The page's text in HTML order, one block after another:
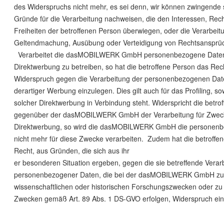
des Widerspruchs nicht mehr, es sei denn, wir können zwingende
Gründe für die Verarbeitung nachweisen, die den Interessen,
Freiheiten der betroffenen Person überwiegen, oder die
Geltendmachung, Ausübung oder Verteidigung von
Verarbeitet die dasMOBILWERK GmbH personenbezogene
Direktwerbung zu betreiben, so hat die betroffene Person das
Widerspruch gegen die Verarbeitung der personenbezogenen
derartiger Werbung einzulegen. Dies gilt auch für das Profiling,
solcher Direktwerbung in Verbindung steht. Widerspricht die
gegenüber der dasMOBILWERK GmbH der Verarbeitung für
Direktwerbung, so wird die dasMOBILWERK GmbH die
nicht mehr für diese Zwecke verarbeiten. Zudem hat die
Recht, aus Gründen, die sich aus ihr
er besonderen Situation ergeben, gegen die sie betreffende
personenbezogener Daten, die bei der dasMOBILWERK GmbH zu
wissenschaftlichen oder historischen Forschungszwecken oder
Zwecken gemäß Art. 89 Abs. 1 DS-GVO erfolgen, Widerspruch